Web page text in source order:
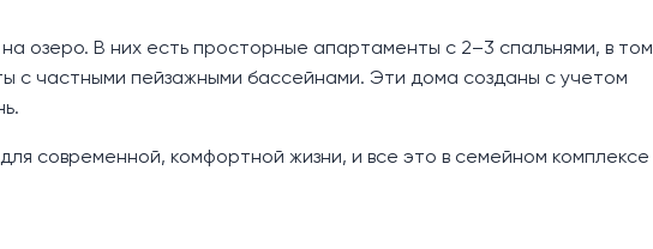
озеро. В них есть просторные апартаменты с 2–3 спальнями, в том
с частными пейзажными бассейнами. Эти дома созданы с учетом
современной, комфортной жизни, и все это в семейном комплексе